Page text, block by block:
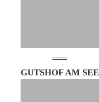
GUTSHOF AM SEE